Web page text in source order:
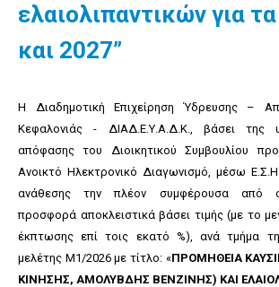
ελαιολιπαντικών για
και 2027”
Η Διαδημοτική Επιχείρηση Ύδρευσης –
Κεφαλονιάς - ΔΙΑΔ.Ε.Υ.Α.Δ.Κ., βάσει της
απόφασης του Διοικητικού Συμβουλίου
Ανοικτό Ηλεκτρονικό Διαγωνισμό, μέσω
ανάθεσης την πλέον συμφέρουσα από
προσφορά αποκλειστικά βάσει τιμής (με το
έκπτωσης επί τοις εκατό %), ανά τμήμα
μελέτης Μ1/2026 με τίτλο: «ΠΡΟΜΗΘΕΙΑ
ΚΙΝΗΣΗΣ, ΑΜΟΛΥΒΔΗΣ ΒΕΝΖΙΝΗΣ) ΚΑΙ